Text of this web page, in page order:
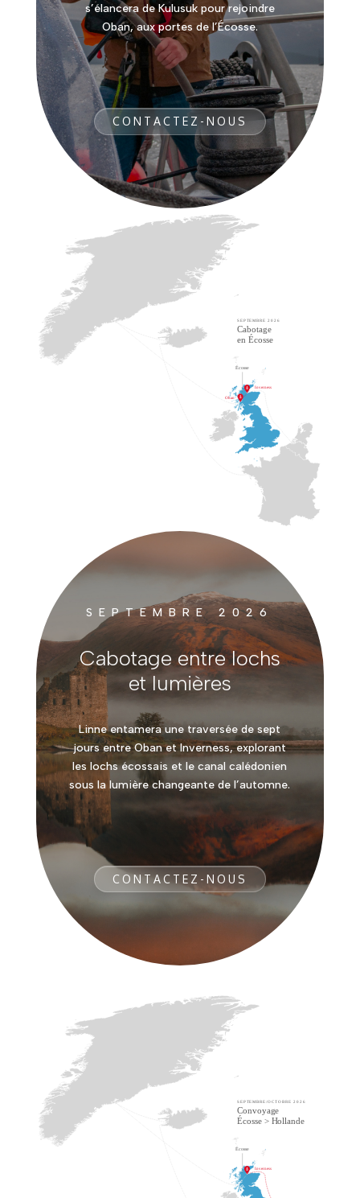
s’élancera de Kulusuk pour rejoindre
Oban, aux portes de l’Écosse.
CONTACTEZ-NOUS
SEPTEMBRE 2026
Cabotage entre lochs
et lumières
Linne entamera une traversée de sept
jours entre Oban et Inverness, explorant
les lochs écossais et le canal calédonien
sous la lumière changeante de l’automne.
CONTACTEZ-NOUS